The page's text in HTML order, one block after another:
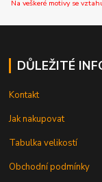
Na veškeré motivy se
DŮLEŽITÉ
Kontakt
Jak nakupovat
Tabulka velikostí
Obchodní podmínky